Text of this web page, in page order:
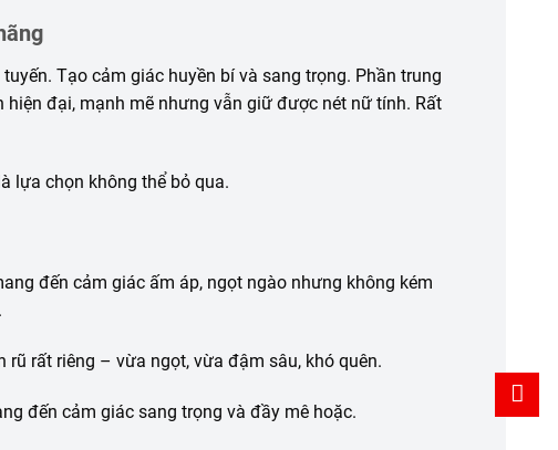
Tạo cảm giác huyền bí và sang trọng. Phần trung
đại, mạnh mẽ nhưng vẫn giữ được nét nữ tính. Rất
lựa chọn không thể bỏ qua.
đến cảm giác ấm áp, ngọt ngào nhưng không kém
rũ rất riêng – vừa ngọt, vừa đậm sâu, khó quên.
đến cảm giác sang trọng và đầy mê hoặc.